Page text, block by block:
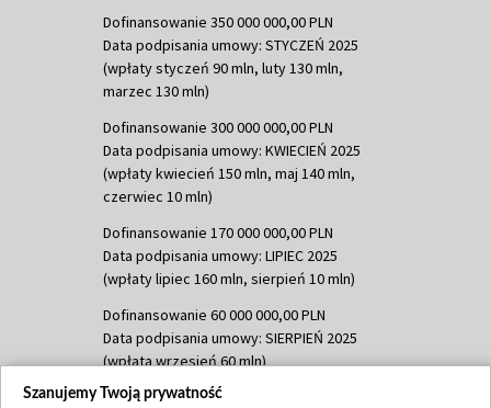
Dofinansowanie 350 000 000,00 PLN
Data podpisania umowy: STYCZEŃ 2025
(wpłaty styczeń 90 mln, luty 130 mln,
marzec 130 mln)
Dofinansowanie 300 000 000,00 PLN
Data podpisania umowy: KWIECIEŃ 2025
(wpłaty kwiecień 150 mln, maj 140 mln,
czerwiec 10 mln)
Dofinansowanie 170 000 000,00 PLN
Data podpisania umowy: LIPIEC 2025
(wpłaty lipiec 160 mln, sierpień 10 mln)
Dofinansowanie 60 000 000,00 PLN
Data podpisania umowy: SIERPIEŃ 2025
(wpłata wrzesień 60 mln)
Dofinansowanie 635 783 051,21 PLN
Szanujemy Twoją prywatność